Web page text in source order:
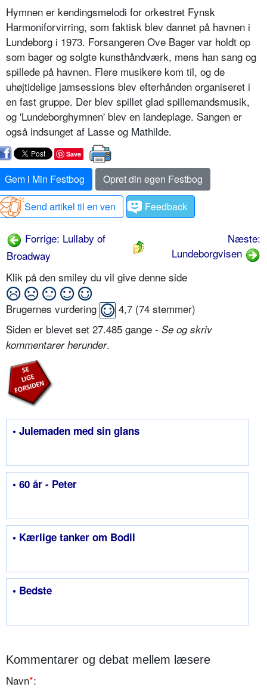
Hymnen er kendingsmelodi for orkestret Fynsk
Harmoniforvirring, som faktisk blev dannet på havnen i
Lundeborg i 1973. Forsangeren Ove Bager var holdt op
som bager og solgte kunst­håndværk, mens han sang og
spillede på havnen. Flere musikere kom til, og de
uhøjtidelige jam­sessions blev efterhånden organiseret i
en fast gruppe. Der blev spillet glad spillemandsmusik,
og 'Lundeborghymnen' blev en landeplage. San­gen er
også indsunget af Lasse og Mathilde.
Save
Gem i Min Festbog
Opret din egen Festbog
Send artikel til en ven
Feedback
Forrige: Lullaby of
Broadway
Næste:
Lundeborgvisen
Klik på den smiley du vil give denne side
Brugernes vurdering 4,7 (74 stemmer)
Siden er blevet set 27.485 gange - Se og skriv
kommentarer herunder.
• Julemaden med sin glans
• 60 år - Peter
• Kærlige tanker om Bodil
• Bedste
Kommentarer og debat mellem læsere
Navn*: